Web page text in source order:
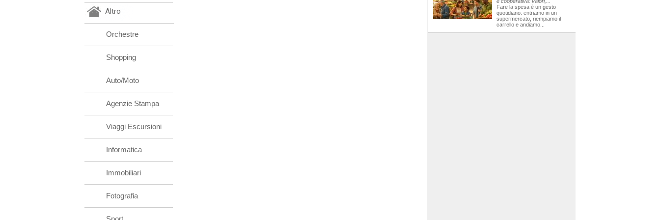
Altro
Orchestre
Shopping
Auto/Moto
Agenzie Stampa
Viaggi Escursioni
Informatica
Immobiliari
Fotografia
Fare la spesa è un gesto
quotidiano: entriamo in un
supermercato, riempiamo il
carrello e andiamo...